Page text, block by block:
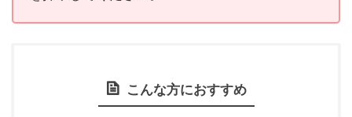
こんな方におすすめ